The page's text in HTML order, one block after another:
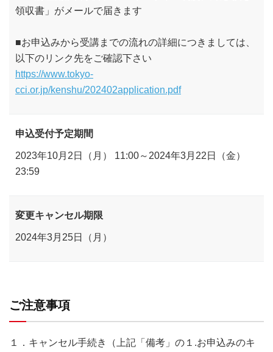
領収書」がメールで届きます
■お申込みから受講までの流れの詳細につきましては、
以下のリンク先をご確認下さい
https://www.tokyo-
cci.or.jp/kenshu/202402application.pdf
申込受付予定期間
2023年10月2日（月） 11:00～2024年3月22日（金）
23:59
変更キャンセル期限
2024年3月25日（月）
ご注意事項
１．キャンセル手続き（上記「備考」の１.お申込みのキ